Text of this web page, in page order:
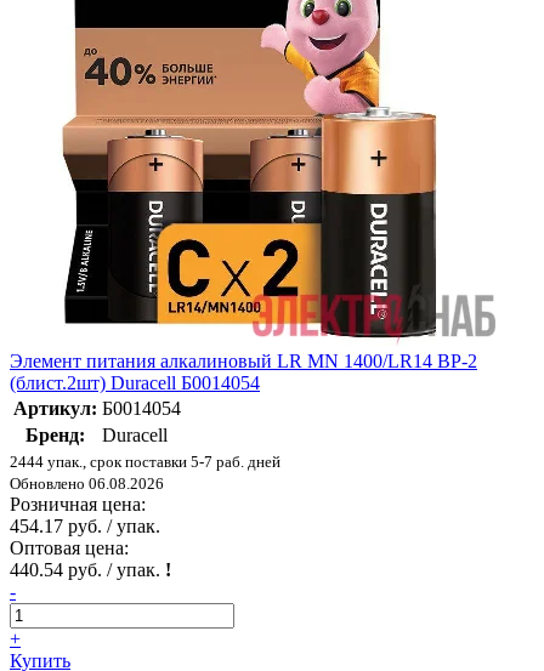
Элемент питания алкалиновый LR MN 1400/LR14 BP-2
(блист.2шт) Duracell Б0014054
Артикул: Б0014054
Бренд:
Duracell
2444 упак., срок поставки 5-7 раб. дней
Обновлено 06.08.2026
Розничная цена:
454.17 руб. / упак.
Оптовая цена:
440.54 руб. / упак. !
-
+
Купить